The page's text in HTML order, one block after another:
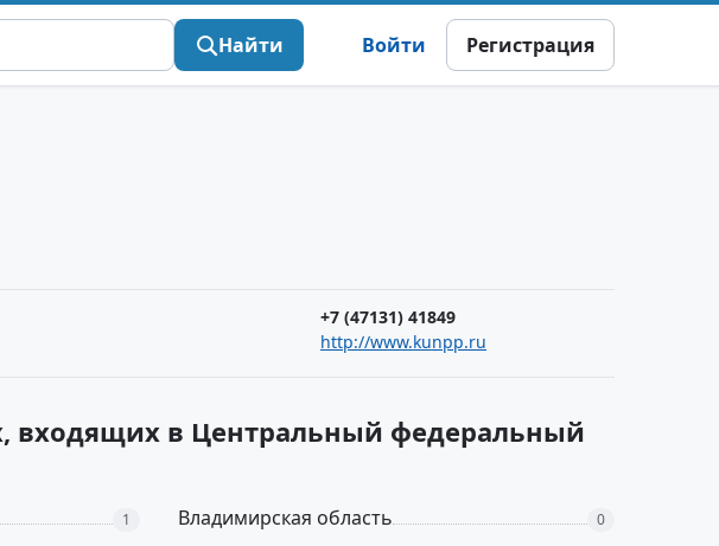
Найти Войти Регистрация
+7 (47131) 41849
http://www.kunpp.ru
входящих в Центральный федеральный
1 Владимирская область 0